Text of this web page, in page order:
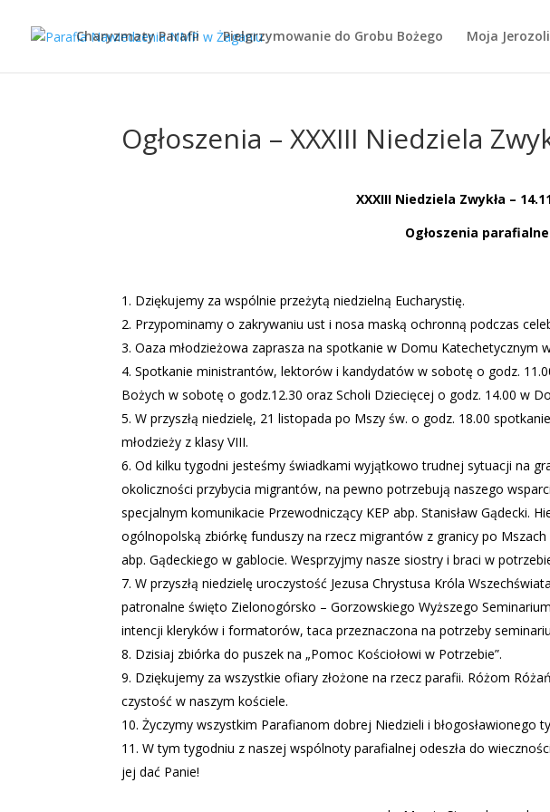
Charyzmaty Parafii Pielgrzymowanie do Grobu Bożego Moja
Ogłoszenia – XXXIII Niedziela
XXXIII Niedziela Zwykła –
Ogłoszenia parafialne
Dziękujemy za wspólnie przeżytą niedzielną Eucharystię.
Przypominamy o zakrywaniu ust i nosa maską ochronną podczas
Oaza młodzieżowa zaprasza na spotkanie w Domu Katechetycznym
Spotkanie ministrantów, lektorów i kandydatów w sobotę o godz.
Bożych w sobotę o godz.12.30 oraz Scholi Dziecięcej o godz. 14.00 w
W przyszłą niedzielę, 21 listopada po Mszy św. o godz. 18.00
młodzieży z klasy VIII.
Od kilku tygodni jesteśmy świadkami wyjątkowo trudnej sytuacji na
okoliczności przybycia migrantów, na pewno potrzebują naszego
specjalnym komunikacie Przewodniczący KEP abp. Stanisław Gądecki.
ogólnopolską zbiórkę funduszy na rzecz migrantów z granicy po
abp. Gądeckiego w gablocie. Wesprzyjmy nasze siostry i braci w
W przyszłą niedzielę uroczystość Jezusa Chrystusa Króla
patronalne święto Zielonogórsko – Gorzowskiego Wyższego
intencji kleryków i formatorów, taca przeznaczona na potrzeby
Dzisiaj zbiórka do puszek na „Pomoc Kościołowi w Potrzebie”.
Dziękujemy za wszystkie ofiary złożone na rzecz parafii. Różom
czystość w naszym kościele.
Życzymy wszystkim Parafianom dobrej Niedzieli i błogosławionego
W tym tygodniu z naszej wspólnoty parafialnej odeszła do
jej dać Panie!